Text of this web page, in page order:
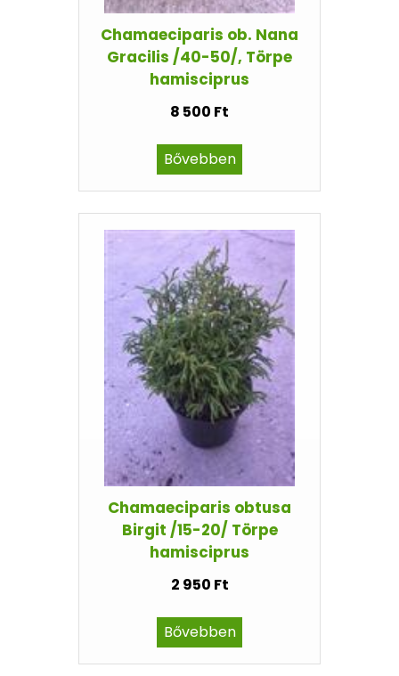
Chamaeciparis ob. Nana
Gracilis /40-50/, Törpe
hamisciprus
8 500 Ft
Bővebben
Chamaeciparis obtusa
Birgit /15-20/ Törpe
hamisciprus
2 950 Ft
Bővebben